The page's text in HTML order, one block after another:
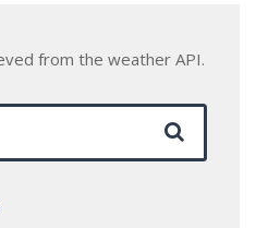
from the weather API.